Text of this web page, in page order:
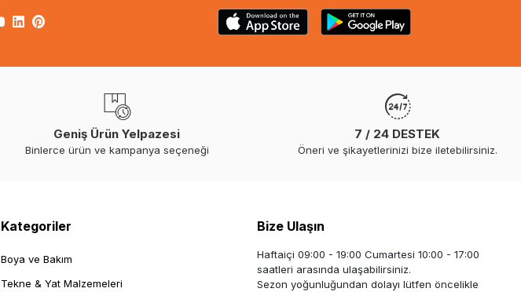
Geniş Ürün Yelpazesi
Binlerce ürün ve kampanya seçeneği
7 / 24 DESTEK
Öneri ve şikayetlerinizi bize iletebilirsiniz.
Kategoriler
Boya ve Bakım
Tekne & Yat Malzemeleri
Bize Ulaşın
Haftaiçi 09:00 - 19:00 Cumartesi 10:00 - 17:00
saatleri arasında ulaşabilirsiniz.
Sezon yoğunluğundan dolayı lütfen öncelikle